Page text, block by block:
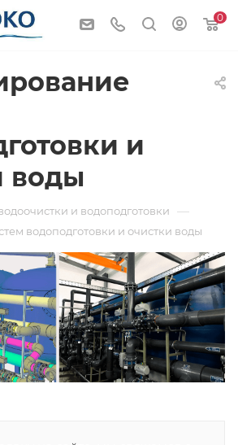
0
и
воды
и водоподготовки —
водоподготовки и очистки воды